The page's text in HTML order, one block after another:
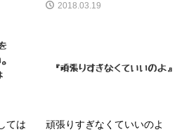
2018.03.19
ては
頑張りすぎなくていいのよ